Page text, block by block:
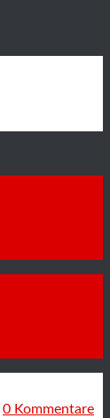
0 Kommentare